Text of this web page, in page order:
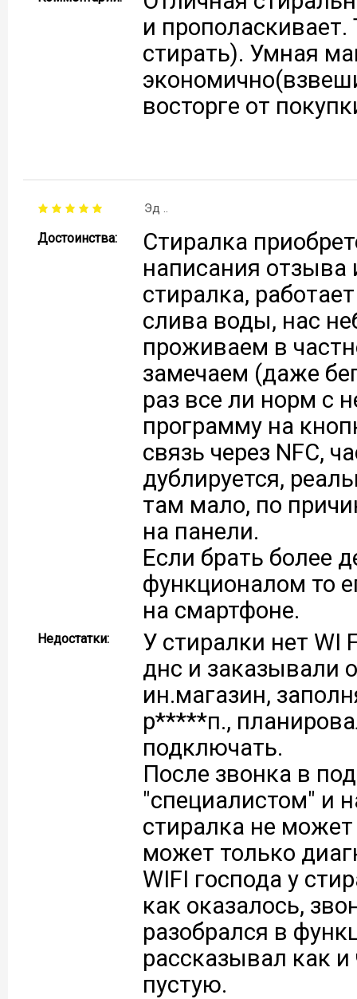
и
стирать). Умная
восторге от
Эд ..
Достоинства:
Стиралка
написания отзыва
стиралка,
слива воды, нас
проживаем в
замечаем (даже
раз все ли норм с
программу на
связь через NFC,
дублируется,
там мало, по
на панели.
Если брать более
функционалом то
на смартфоне.
Недостатки:
У стиралки нет WI
днс и заказывали
ин.магазин,
р*****п.,
подключать.
После звонка в
"специалистом" и
стиралка не
может только
WIFI господа у
как оказалось,
разобрался в
рассказывал как
пустую.